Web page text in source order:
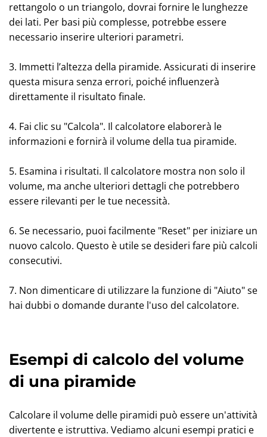
rettangolo o un triangolo, dovrai fornire le lunghezze
dei lati. Per basi più complesse, potrebbe essere
necessario inserire ulteriori parametri.
3. Immetti l’altezza della piramide. Assicurati di inserire
questa misura senza errori, poiché influenzerà
direttamente il risultato finale.
4. Fai clic su "Calcola". Il calcolatore elaborerà le
informazioni e fornirà il volume della tua piramide.
5. Esamina i risultati. Il calcolatore mostra non solo il
volume, ma anche ulteriori dettagli che potrebbero
essere rilevanti per le tue necessità.
6. Se necessario, puoi facilmente "Reset" per iniziare un
nuovo calcolo. Questo è utile se desideri fare più calcoli
consecutivi.
7. Non dimenticare di utilizzare la funzione di "Aiuto" se
hai dubbi o domande durante l'uso del calcolatore.
Esempi di calcolo del volume
di una piramide
Calcolare il volume delle piramidi può essere un'attività
divertente e istruttiva. Vediamo alcuni esempi pratici e